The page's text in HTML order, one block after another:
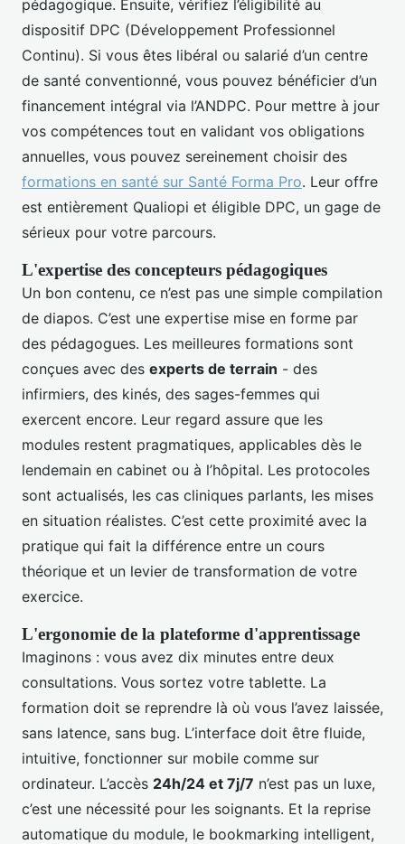
pédagogique. Ensuite, vérifiez l’éligibilité au
dispositif DPC (Développement Professionnel
Continu). Si vous êtes libéral ou salarié d’un centre
de santé conventionné, vous pouvez bénéficier d’un
financement intégral via l’ANDPC. Pour mettre à jour
vos compétences tout en validant vos obligations
annuelles, vous pouvez sereinement choisir des
formations en santé sur Santé Forma Pro. Leur offre
est entièrement Qualiopi et éligible DPC, un gage de
sérieux pour votre parcours.
L'expertise des concepteurs pédagogiques
Un bon contenu, ce n’est pas une simple compilation
de diapos. C’est une expertise mise en forme par
des pédagogues. Les meilleures formations sont
conçues avec des experts de terrain - des
infirmiers, des kinés, des sages-femmes qui
exercent encore. Leur regard assure que les
modules restent pragmatiques, applicables dès le
lendemain en cabinet ou à l’hôpital. Les protocoles
sont actualisés, les cas cliniques parlants, les mises
en situation réalistes. C’est cette proximité avec la
pratique qui fait la différence entre un cours
théorique et un levier de transformation de votre
exercice.
L'ergonomie de la plateforme d'apprentissage
Imaginons : vous avez dix minutes entre deux
consultations. Vous sortez votre tablette. La
formation doit se reprendre là où vous l’avez laissée,
sans latence, sans bug. L’interface doit être fluide,
intuitive, fonctionner sur mobile comme sur
ordinateur. L’accès 24h/24 et 7j/7 n’est pas un luxe,
c’est une nécessité pour les soignants. Et la reprise
automatique du module, le bookmarking intelligent,